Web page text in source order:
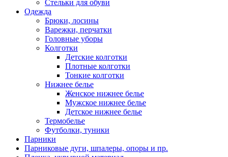
Стельки для обуви
Одежда
Брюки, лосины
Варежки, перчатки
Головные уборы
Колготки
Детские колготки
Плотные колготки
Тонкие колготки
Нижнее белье
Женское нижнее белье
Мужское нижнее белье
Детское нижнее белье
Термобелье
Футболки, туники
Парники
Парниковые дуги, шпалеры, опоры и пр.